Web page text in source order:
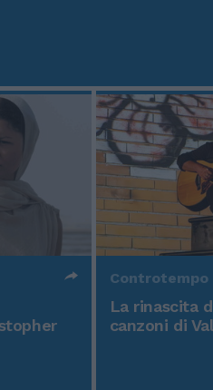
Controtempo
La rinascita
canzoni di